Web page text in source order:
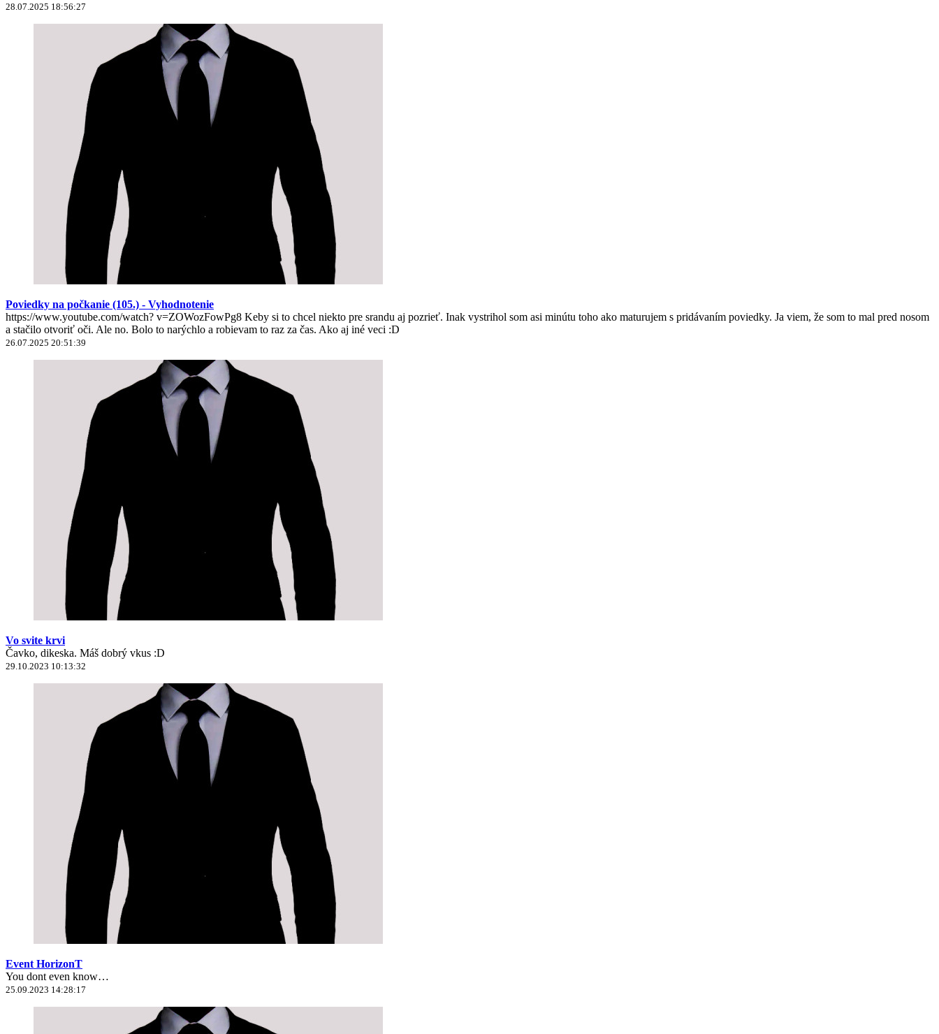
28.07.2025 18:56:27
Poviedky na počkanie (105.) - Vyhodnotenie
https://www.youtube.com/watch? v=ZOWozFowPg8 Keby si to chcel niekto pre srandu aj pozrieť. Inak vystrihol som asi minútu toho ako maturujem s pridávaním poviedky. Ja viem, že som to mal pred nosom
a stačilo otvoriť oči. Ale no. Bolo to narýchlo a robievam to raz za čas. Ako aj iné veci :D
26.07.2025 20:51:39
Vo svite krvi
Čavko, dikeska. Máš dobrý vkus :D
29.10.2023 10:13:32
Event HorizonT
You dont even know…
25.09.2023 14:28:17